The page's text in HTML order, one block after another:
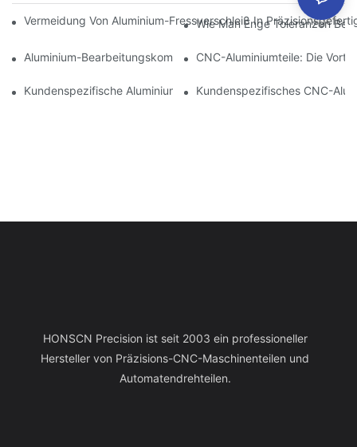
Vermeidung Von Aluminium-Fressverschleiß In
Wie Man Enge Toleranzen
Aluminium-Bearbeitungskomponenten: Anpassung Für
CNC-Aluminiumteile: Die
Kundenspezifische Aluminiumbearbeitung: Entdecken Sie Die
Kundenspezifisches CNC-
HONSCN Precision ist seit 2003 ein professioneller
Hersteller von Präzisions-CNC-Maschinenteilen und
Automatendrehteilen.